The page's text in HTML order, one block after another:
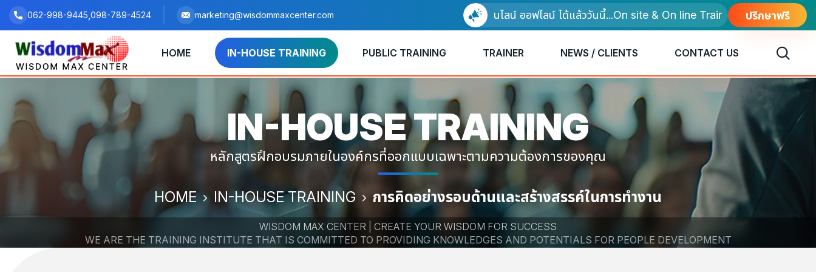
062-998-9445,098-789-4524 marketing@wisdommaxcenter.com อบรมแบบออนไลน์ ออฟไลน์ ได้แล้ววันนี้...On site & On line Training ปรึกษาฟรี
HOME IN-HOUSE TRAINING PUBLIC TRAINING TRAINER NEWS / CLIENTS CONTACT US
IN-HOUSETRAINING
หลักสูตรฝึกอบรมภายในองค์กรที่ออกแบบเฉพาะตามความต้องการของคุณ
HOME IN-HOUSE TRAINING การคิดอย่างรอบด้านและสร้างสรรค์ในการทำงาน
WISDOM MAX CENTER | CREATE YOUR WISDOM FOR SUCCESS
WE ARE THE TRAINING INSTITUTE THAT IS COMMITTED TO PROVIDING KNOWLEDGES AND POTENTIALS FOR PEOPLE DEVELOPMENT